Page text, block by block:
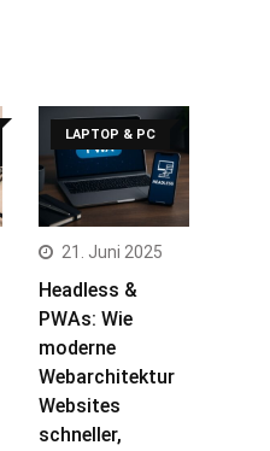
LAPTOP & PC
21. Juni 2025
Headless &
PWAs: Wie
moderne
Webarchitektur
Websites
schneller,